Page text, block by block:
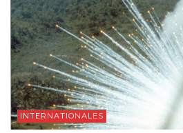
INTERNATIONALES